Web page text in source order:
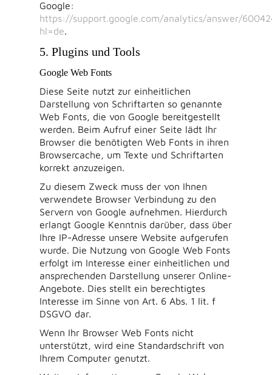
Google:
https://support.google.com/analytics/answer/
hl=de.
5. Plugins und Tools
Google Web Fonts
Diese Seite nutzt zur einheitlichen
Darstellung von Schriftarten so genannte
Web Fonts, die von Google bereitgestellt
werden. Beim Aufruf einer Seite lädt Ihr
Browser die benötigten Web Fonts in ihren
Browsercache, um Texte und Schriftarten
korrekt anzuzeigen.
Zu diesem Zweck muss der von Ihnen
verwendete Browser Verbindung zu den
Servern von Google aufnehmen. Hierdurch
erlangt Google Kenntnis darüber, dass über
Ihre IP-Adresse unsere Website aufgerufen
wurde. Die Nutzung von Google Web Fonts
erfolgt im Interesse einer einheitlichen und
ansprechenden Darstellung unserer Online-
Angebote. Dies stellt ein berechtigtes
Interesse im Sinne von Art. 6 Abs. 1 lit. f
DSGVO dar.
Wenn Ihr Browser Web Fonts nicht
unterstützt, wird eine Standardschrift von
Ihrem Computer genutzt.